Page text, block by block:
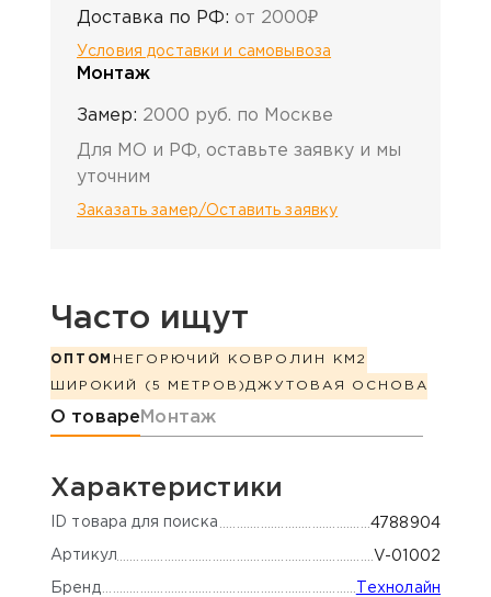
Доставка по РФ: от 2000₽
Условия доставки и самовывоза
Монтаж
Замер: 2000 руб. по Москве
Для МО и РФ, оставьте заявку и мы
уточним
Заказать замер/Оставить заявку
Часто ищут
ОПТОМ НЕГОРЮЧИЙ КОВРОЛИН КМ2
ШИРОКИЙ (5 МЕТРОВ)ДЖУТОВАЯ ОСНОВА
Информация о товаре
О товаре Монтаж
Характеристики
ID товара для поиска 4788904
Артикул V-01002
Бренд Технолайн